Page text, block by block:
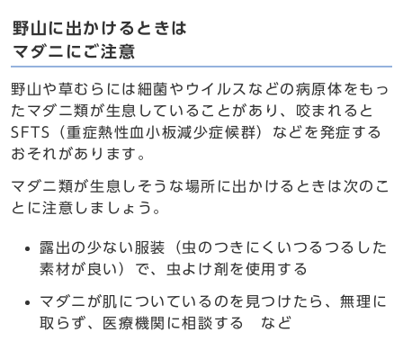
野山に出かけるときは
マダニにご注意
野山や草むらには細菌やウイルスなどの病原体をもっ
たマダニ類が生息していることがあり、咬まれると
SFTS（重症熱性血小板減少症候群）などを発症する
おそれがあります。
マダニ類が生息しそうな場所に出かけるときは次のこ
とに注意しましょう。
露出の少ない服装（虫のつきにくいつるつるした
素材が良い）で、虫よけ剤を使用する
マダニが肌についているのを見つけたら、無理に
取らず、医療機関に相談する など